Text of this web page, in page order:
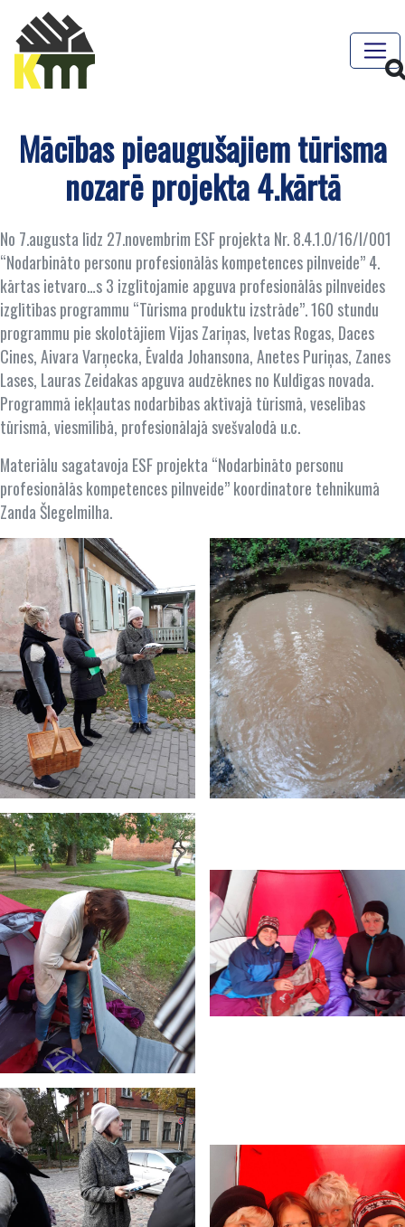
Mācības pieaugušajiem tūrisma
nozarē projekta 4.kārtā
No 7.augusta līdz 27.novembrim ESF projekta Nr. 8.4.1.0/16/I/001
“Nodarbināto personu profesionālās kompetences pilnveide” 4.
kārtas ietvaro…s 3 izglītojamie apguva profesionālās pilnveides
izglītības programmu “Tūrisma produktu izstrāde”. 160 stundu
programmu pie skolotājiem Vijas Zariņas, Ivetas Rogas, Daces
Cines, Aivara Varņecka, Ēvalda Johansona, Anetes Puriņas, Zanes
Lases, Lauras Zeidakas apguva audzēknes no Kuldīgas novada.
Programmā iekļautas nodarbības aktīvajā tūrismā, veselības
tūrismā, viesmīlībā, profesionālajā svešvalodā u.c.
Materiālu sagatavoja ESF projekta “Nodarbināto personu
profesionālās kompetences pilnveide” koordinatore tehnikumā
Zanda Šlegelmilha.